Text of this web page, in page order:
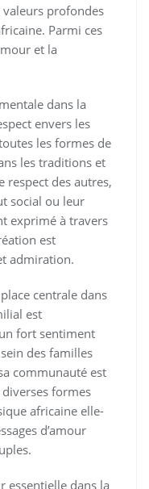
valeurs profondes
Parmi ces
et la
dans la
envers les
les formes de
les traditions et
respect des autres,
social ou leur
exprimé à travers
est
admiration.
centrale dans
est
fort sentiment
des familles
communauté est
formes
africaine elle-
d’amour
essentielle dans la